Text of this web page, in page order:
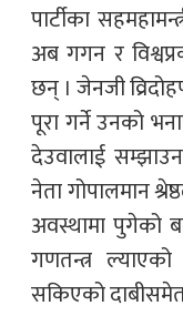
पार्टीका
अब गगन र
छन् । जेनजी
पूरा गर्ने उनको
देउवालाई
नेता गोपालमान
अवस्थामा पुगेको
गणतन्त्र
सकिएको